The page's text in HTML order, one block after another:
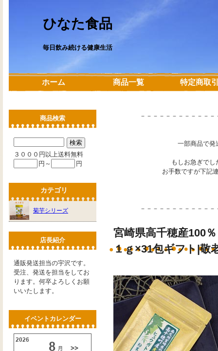
ひなた食品
毎日飲み続ける健康生活
ホーム 商品一覧 特定商取
－－－－－－－－－－－
一部商品で発
もしお急ぎで
お手数ですが下記
－－－－－－－－－－－
宮崎県高千穂産100
１ｇ×31包ギフト|敬
商品検索
３０００円以上送料無料
円～
円
カテゴリ
菊芋シリーズ
店長紹介
通販発送担当の宇沢です。
受注、発送を担当をしてお
ります。何卒よろしくお願
いいたします。
イベントカレンダー